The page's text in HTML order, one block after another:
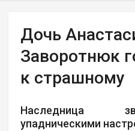
Дочь
Заворотнюк
к страшному
Наследница
упадническими